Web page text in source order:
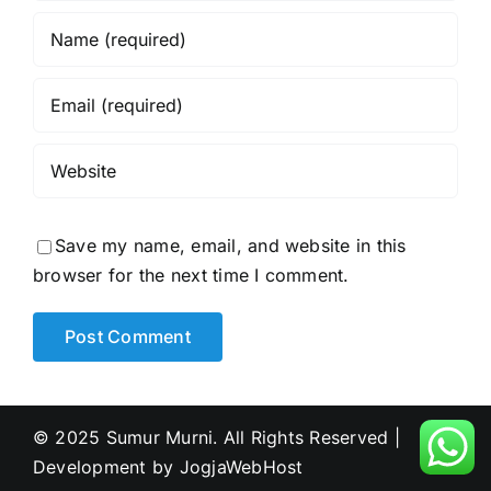
Save my name, email, and website in this
browser for the next time I comment.
© 2025 Sumur Murni. All Rights Reserved |
Development by JogjaWebHost